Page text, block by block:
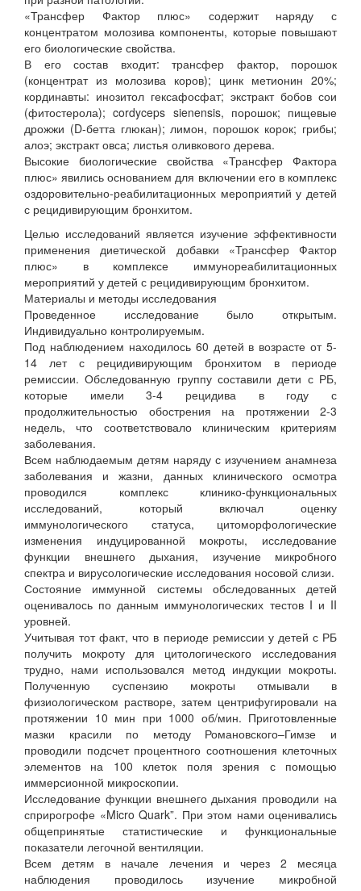
«Трансфер Фактор плюс» содержит наряду с
концентратом молозива компоненты, которые повышают
его биологические свойства.
В его состав входит: трансфер фактор, порошок
(концентрат из молозива коров); цинк метионин 20%;
кординавты: инозитол гексафосфат; экстракт бобов сои
(фитостерола); cordyceps sienensis, порошок; пищевые
дрожжи (D-бетта глюкан); лимон, порошок корок; грибы;
алоэ; экстракт овса; листья оливкового дерева.
Высокие биологические свойства «Трансфер Фактора
плюс» явились основанием для включении его в комплекс
оздоровительно-реабилитационных мероприятий у детей
с рецидивирующим бронхитом.
Целью исследований является изучение эффективности
применения диетической добавки «Трансфер Фактор
плюс» в комплексе иммунореабилитационных
мероприятий у детей с рецидивирующим бронхитом.
Материалы и методы исследования
Проведенное исследование было открытым.
Индивидуально контролируемым.
Под наблюдением находилось 60 детей в возрасте от 5-
14 лет с рецидивирующим бронхитом в периоде
ремиссии. Обследованную группу составили дети с РБ,
которые имели 3-4 рецидива в году с
продолжительностью обострения на протяжении 2-3
недель, что соответствовало клиническим критериям
заболевания.
Всем наблюдаемым детям наряду с изучением анамнеза
заболевания и жазни, данных клинического осмотра
проводился комплекс клинико-функциональных
исследований, который включал оценку
иммунологического статуса, цитоморфологические
изменения индуцированной мокроты, исследование
функции внешнего дыхания, изучение микробного
спектра и вирусологические исследования носовой слизи.
Состояние иммунной системы обследованных детей
оценивалось по данным иммунологических тестов I и II
уровней.
Учитывая тот факт, что в периоде ремиссии у детей с РБ
получить мокроту для цитологического исследования
трудно, нами использовался метод индукции мокроты.
Полученную суспензию мокроты отмывали в
физиологическом растворе, затем центрифугировали на
протяжении 10 мин при 1000 об/мин. Приготовленные
мазки красили по методу Романовского–Гимзе и
проводили подсчет процентного соотношения клеточных
элементов на 100 клеток поля зрения с помощью
иммерсионной микроскопии.
Исследование функции внешнего дыхания проводили на
сприрогрофе «Micro Quark”. При этом нами оценивались
общепринятые статистические и функциональные
показатели легочной вентиляции.
Всем детям в начале лечения и через 2 месяца
наблюдения проводилось изучение микробной